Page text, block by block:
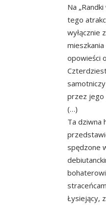
Na
tego
wyłącznie
opowieści
przez jego
(…)
Ta dziwna
spędzone
Łysiejący,